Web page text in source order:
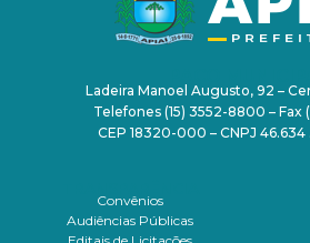
Ladeira Manoel Augusto, 92 –
Telefones (15) 3552-8800 – Fax
CEP 18320-000 – CNPJ
Convênios
Audiências Públicas